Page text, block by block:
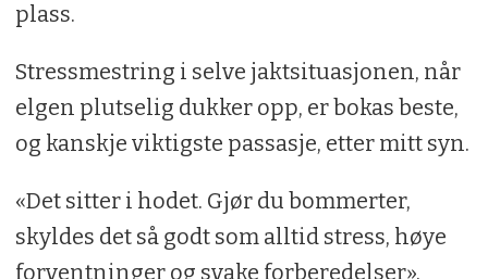
plass.
Stressmestring i selve jaktsituasjonen, når
elgen plutselig dukker opp, er bokas beste,
og kanskje viktigste passasje, etter mitt syn.
«Det sitter i hodet. Gjør du bommerter,
skyldes det så godt som alltid stress, høye
forventninger og svake forberedelser».